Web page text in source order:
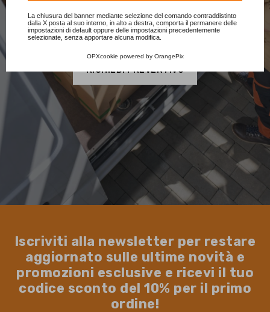
Consulta l'informativa cookie completa.
La chiusura del banner mediante selezione del comando contraddistinto
dalla X posta al suo interno, in alto a destra, comporta il permanere delle
impostazioni di default oppure delle impostazioni precedentemente
selezionate, senza apportare alcuna modifica.
OPXcookie powered by OrangePix
Contattaci per forniture personalizzate e sconti su
grandi volumi.
RICHIEDI PREVENTIVO
Iscriviti alla newsletter per restare
aggiornato sulle ultime novità e
promozioni esclusive e ricevi il tuo
codice sconto del 10% per il primo
ordine!